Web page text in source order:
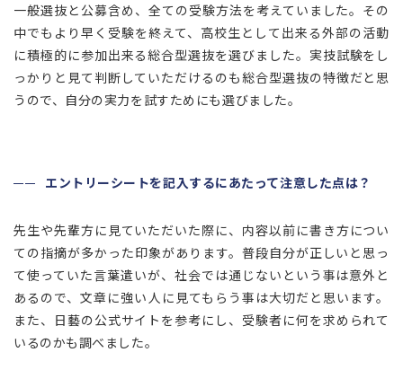
一般選抜と公募含め、全ての受験方法を考えていました。その
中でもより早く受験を終えて、高校生として出来る外部の活動
に積極的に参加出来る総合型選抜を選びました。実技試験をし
っかりと見て判断していただけるのも総合型選抜の特徴だと思
うので、自分の実力を試すためにも選びました。
エントリーシートを記入するにあたって注意した点は？
先生や先輩方に見ていただいた際に、内容以前に書き方につい
ての指摘が多かった印象があります。普段自分が正しいと思っ
て使っていた言葉遣いが、社会では通じないという事は意外と
あるので、文章に強い人に見てもらう事は大切だと思います。
また、日藝の公式サイトを参考にし、受験者に何を求められて
いるのかも調べました。